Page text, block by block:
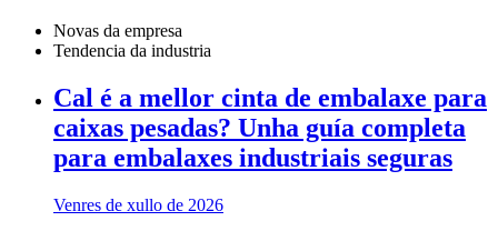
Novas da empresa
Tendencia da industria
Cal é a mellor cinta de embalaxe para
caixas pesadas? Unha guía completa
para embalaxes industriais seguras
Venres de xullo de 2026